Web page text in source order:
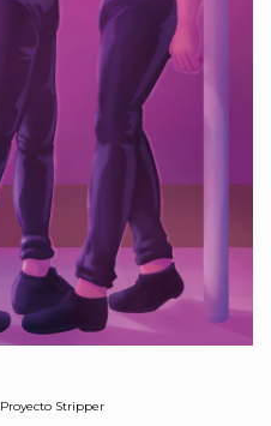
Proyecto Stripper